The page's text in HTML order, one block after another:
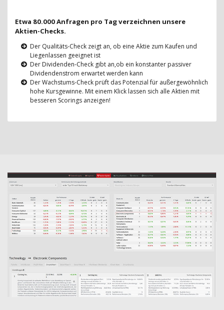
Etwa 80.000 Anfragen pro Tag verzeichnen unsere
Aktien-Checks.
Der Qualitäts-Check zeigt an, ob eine Aktie zum Kaufen und
Liegenlassen geeignet ist
Der Dividenden-Check gibt an,ob ein konstanter passiver
Dividendenstrom erwartet werden kann
Der Wachstums-Check prüft das Potenzial für außergewöhnlich
hohe Kursgewinne. Mit einem Klick lassen sich alle Aktien mit
besseren Scorings anzeigen!